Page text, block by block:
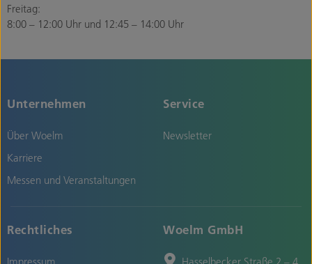
Freitag:
8:00 – 12:00 Uhr und 12:45 – 14:00 Uhr
Unternehmen
Über Woelm
Karriere
Messen und Veranstaltungen
Service
Newsletter
Rechtliches
Impressum
Woelm GmbH
Hasselbecker Straße 2 – 4